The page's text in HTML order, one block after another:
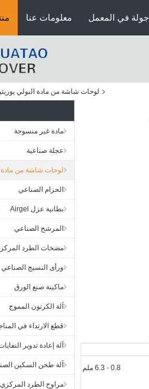
معلومات عنا جولة في المعمل
لوحات شاشة من مادة البولي
مادة غير منسوجة
عجلة صناعية
لوحات شاشة من مادة
الحزام الصناعي
بطانية عزل Airgel
المرشح الصناعي
مضخات الطرد
ورأى النسيج الصناعي
ماكينة صنع الورق
آلة الكرتون المموج
قطع الارتداء في
آلة إعادة تدوير
آلة طحن السكين
مراوح الطرد المركزي
0.8 - 6.3 ملم